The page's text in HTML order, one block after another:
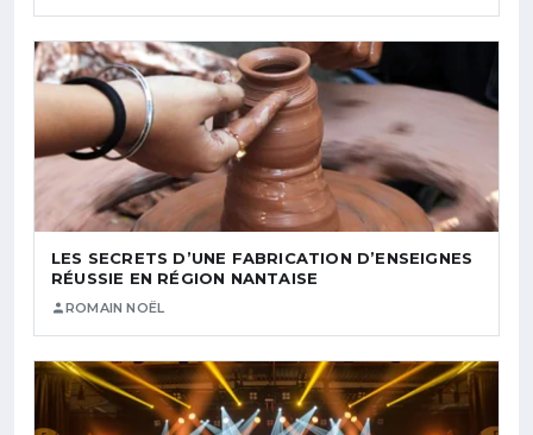
LES SECRETS D’UNE FABRICATION D’ENSEIGNES
RÉUSSIE EN RÉGION NANTAISE
ROMAIN NOËL